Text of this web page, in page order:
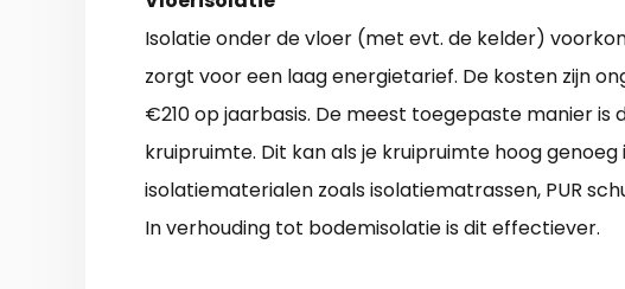
Isolatie onder de vloer (met evt. de kelder)
zorgt voor een laag energietarief. De kosten zijn
€210 op jaarbasis. De meest toegepaste manier is
kruipruimte. Dit kan als je kruipruimte hoog
isolatiematerialen zoals isolatiematrassen, PUR
In verhouding tot bodemisolatie is dit effectiever.